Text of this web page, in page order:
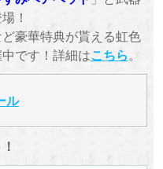
！
豪華特典が貰える虹色
です！詳細はこちら 。
ル